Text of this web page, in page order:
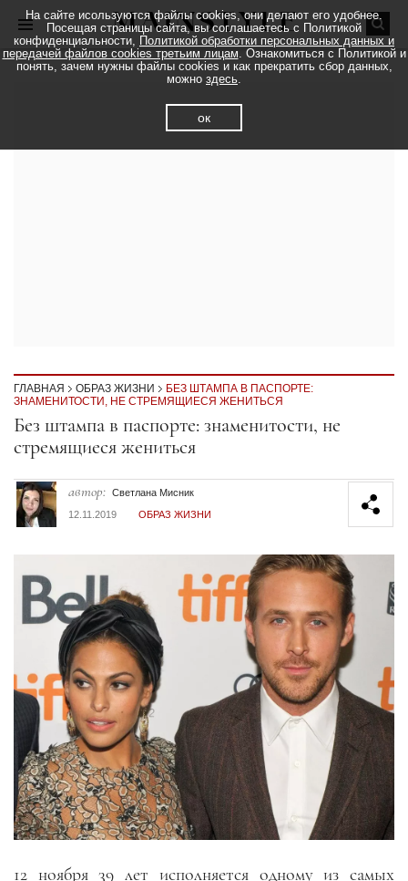
ГЛАВНАЯ ОБРАЗ ЖИЗНИ
БЕЗ ШТАМПА В ПАСПОРТЕ:
ЗНАМЕНИТОСТИ, НЕ СТРЕМЯЩИЕСЯ ЖЕНИТЬСЯ
Секция статей
Без штампа в паспорте: знаменитости, не
стремящиеся жениться
автор: Светлана Мисник
12.11.2019
ОБРАЗ ЖИЗНИ
12 ноября 39 лет исполняется одному из самых
На сайте исользуются файлы cookies, они делают его удобнее.
Посещая страницы сайта, вы соглашаетесь с Политикой
конфиденциальности, Политикой обработки персональных данных и
передачей файлов cookies третьим лицам. Ознакомиться с Политикой и
понять, зачем нужны файлы cookies и как прекратить сбор данных,
можно здесь.
ок